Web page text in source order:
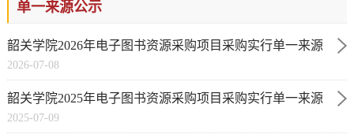
单一来源公示
韶关学院2026年电子图书资源采购项目采购实行单一来源
采购方式的公示
2026-07-08
韶关学院2025年电子图书资源采购项目采购实行单一来源
采购方式的公示
2025-07-09